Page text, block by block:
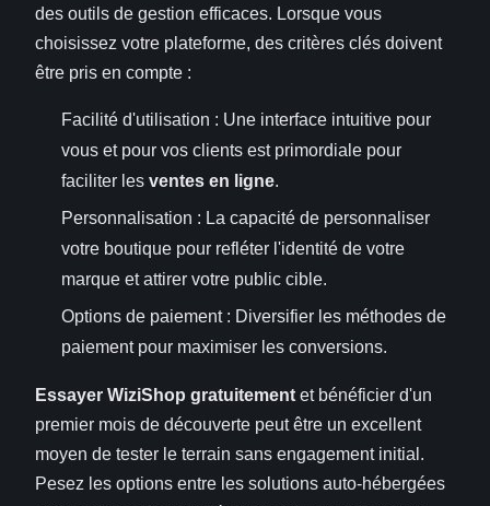
des outils de gestion efficaces. Lorsque vous
choisissez votre plateforme, des critères clés doivent
être pris en compte :
Facilité d'utilisation : Une interface intuitive pour
vous et pour vos clients est primordiale pour
faciliter les ventes en ligne.
Personnalisation : La capacité de personnaliser
votre boutique pour refléter l'identité de votre
marque et attirer votre public cible.
Options de paiement : Diversifier les méthodes de
paiement pour maximiser les conversions.
Essayer WiziShop gratuitement et bénéficier d'un
premier mois de découverte peut être un excellent
moyen de tester le terrain sans engagement initial.
Pesez les options entre les solutions auto-hébergées